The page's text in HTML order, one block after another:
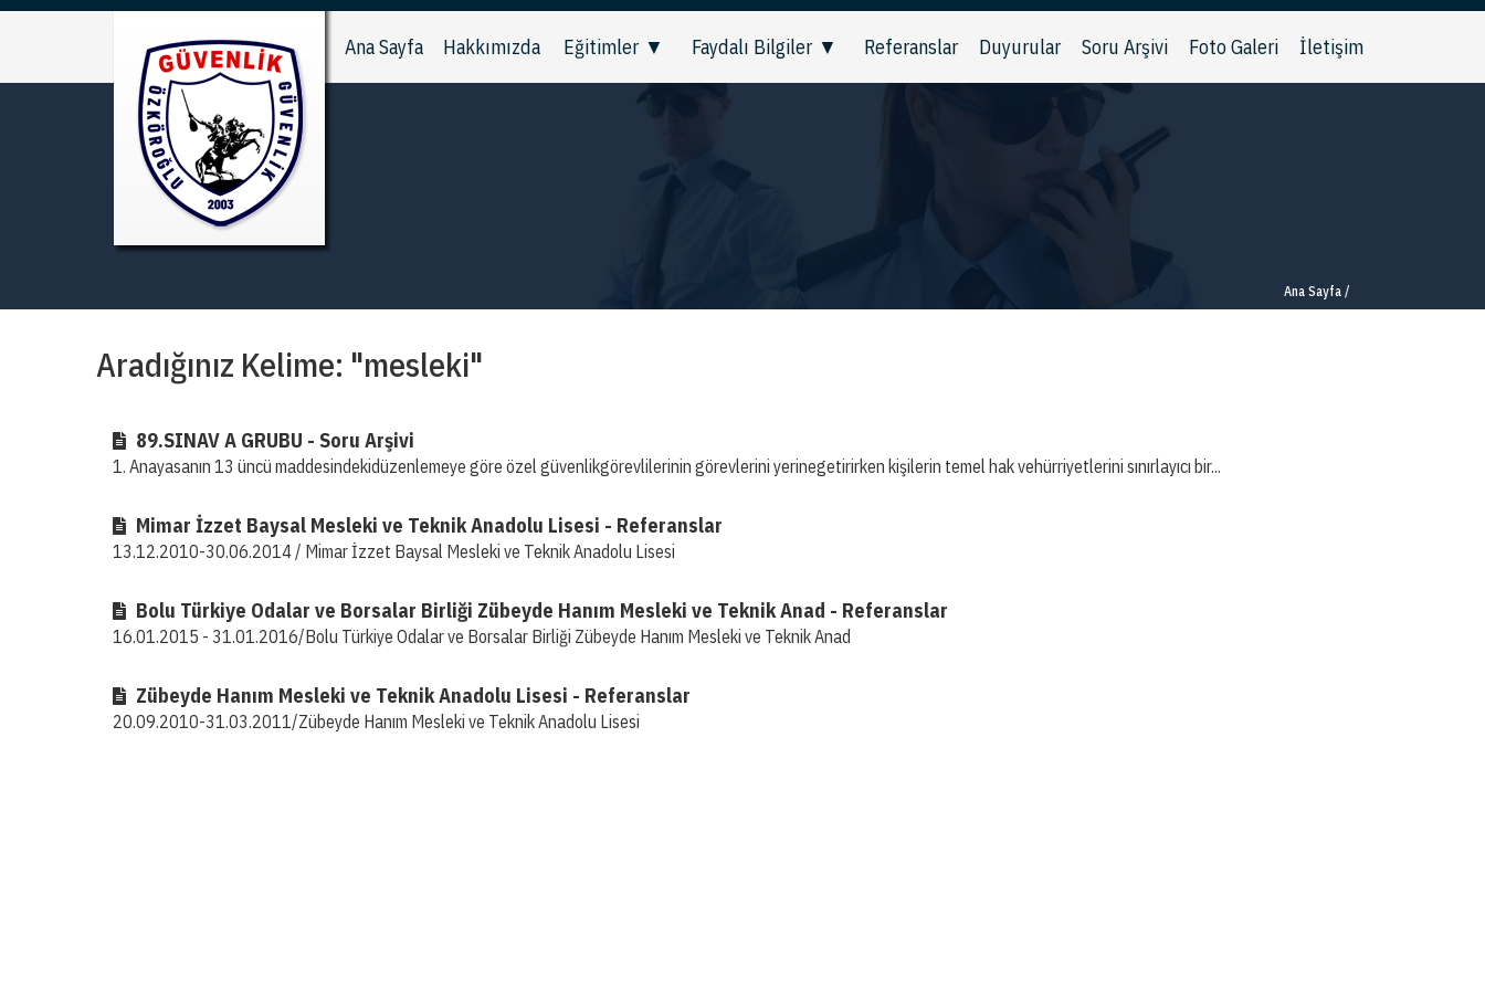
Ana Sayfa Hakkımızda Eğitimler Faydalı Bilgiler Referanslar Duyurular Soru Arşivi Foto Galeri İletişim
Ana Sayfa /
Aradığınız Kelime: "mesleki"
89.SINAV A GRUBU - Soru Arşivi
1. Anayasanın 13 üncü maddesindekidüzenlemeye göre özel güvenlikgörevlilerinin görevlerini yerinegetirirken kişilerin temel hak vehürriyetlerini sınırlayıcı bir...
Mimar İzzet Baysal Mesleki ve Teknik Anadolu Lisesi - Referanslar
13.12.2010-30.06.2014 / Mimar İzzet Baysal Mesleki ve Teknik Anadolu Lisesi
Bolu Türkiye Odalar ve Borsalar Birliği Zübeyde Hanım Mesleki ve Teknik Anad - Referanslar
16.01.2015 - 31.01.2016/Bolu Türkiye Odalar ve Borsalar Birliği Zübeyde Hanım Mesleki ve Teknik Anad
Zübeyde Hanım Mesleki ve Teknik Anadolu Lisesi - Referanslar
20.09.2010-31.03.2011/Zübeyde Hanım Mesleki ve Teknik Anadolu Lisesi